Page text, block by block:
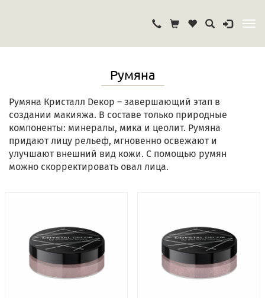
Румяна
Румяна Кристалл Dекор – завершающий этап в
создании макияжа. В составе только природные
компоненты: минералы, мика и цеолит. Румяна
придают лицу рельеф, мгновенно освежают и
улучшают внешний вид кожи. С помощью румян
можно скорректировать овал лица.